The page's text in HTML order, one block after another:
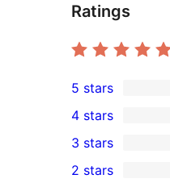
Ratings
1
5-
star
review
5 stars
4-
star
4 stars
0
3-
3 stars
2 stars